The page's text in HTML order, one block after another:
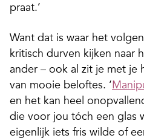
praat.’
Want dat is waar het
kritisch durven kijken naar
ander – ook al zit je met je
van mooie beloftes. ‘
en het kan heel
die voor jou tóch een glas
eigenlijk iets fris wilde of